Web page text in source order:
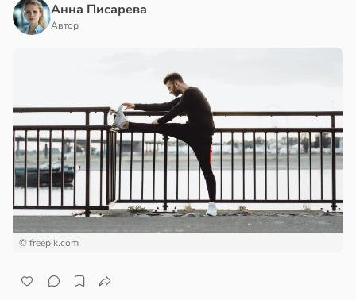
Анна Писарева
Автор
© freepik.com
20:38